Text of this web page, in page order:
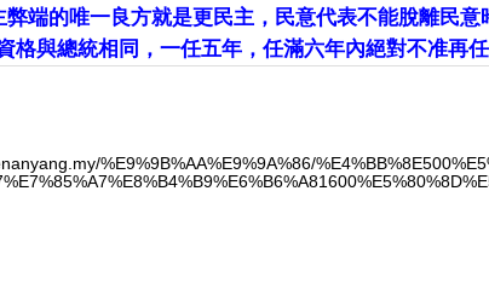
弊端的唯一良方就是更民主，民意代表不能脫離民
格與總統相同，一任五年，任滿六年內絕對不准再
%E9%9B%AA%E9%9A%86/